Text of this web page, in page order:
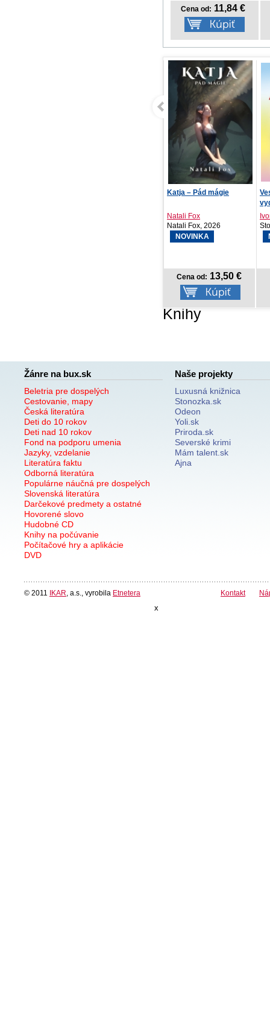
Cena od: 11,84 €
Veselá abeceda, 2.
Ivona Ďuričová
Stonožka, 2026
NOVINKA
Cena od: 7,42 €
Knihy
Žánre na bux.sk
Beletria pre dospelých
Cestovanie, mapy
Česká literatúra
Deti do 10 rokov
Deti nad 10 rokov
Fond na podporu umenia
Jazyky, vzdelanie
Literatúra faktu
Odborná literatúra
Populárne náučná pre dospelých
Slovenská literatúra
Darčekové predmety a ostatné
Hovorené slovo
Hudobné CD
Knihy na počúvanie
Počítačové hry a aplikácie
DVD
Naše projekty
Luxusná knižnica
Stonozka.sk
Odeon
Yoli.sk
Priroda.sk
Severské krimi
Mám talent.sk
Ajna
© 2011 IKAR , a.s., vyrobila Etnetera Kontakt
x